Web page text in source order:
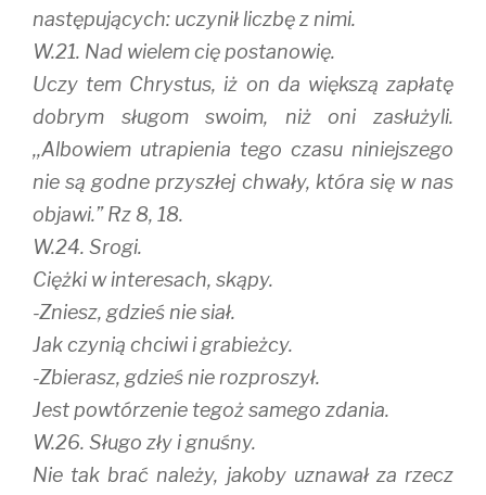
następujących: uczynił liczbę z nimi.
W.21. Nad wielem cię postanowię.
Uczy tem Chrystus, iż on da większą zapłatę
dobrym sługom swoim, niż oni zasłużyli.
,,Albowiem utrapienia tego czasu niniejszego
nie są godne przyszłej chwały, która się w nas
objawi.” Rz 8, 18.
W.24. Srogi.
Ciężki w interesach, skąpy.
-Zniesz, gdzieś nie siał.
Jak czynią chciwi i grabieżcy.
-Zbierasz, gdzieś nie rozproszył.
Jest powtórzenie tegoż samego zdania.
W.26. Sługo zły i gnuśny.
Nie tak brać należy, jakoby uznawał za rzecz